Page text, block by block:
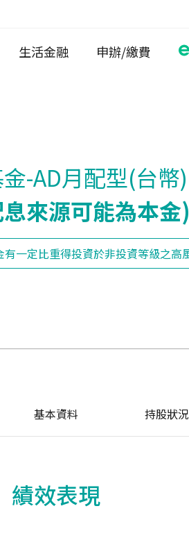
生活金融 申辦/繳費
-AD月配型(台幣)
來源可能為本金)
基本資料 持股狀況
績效表現